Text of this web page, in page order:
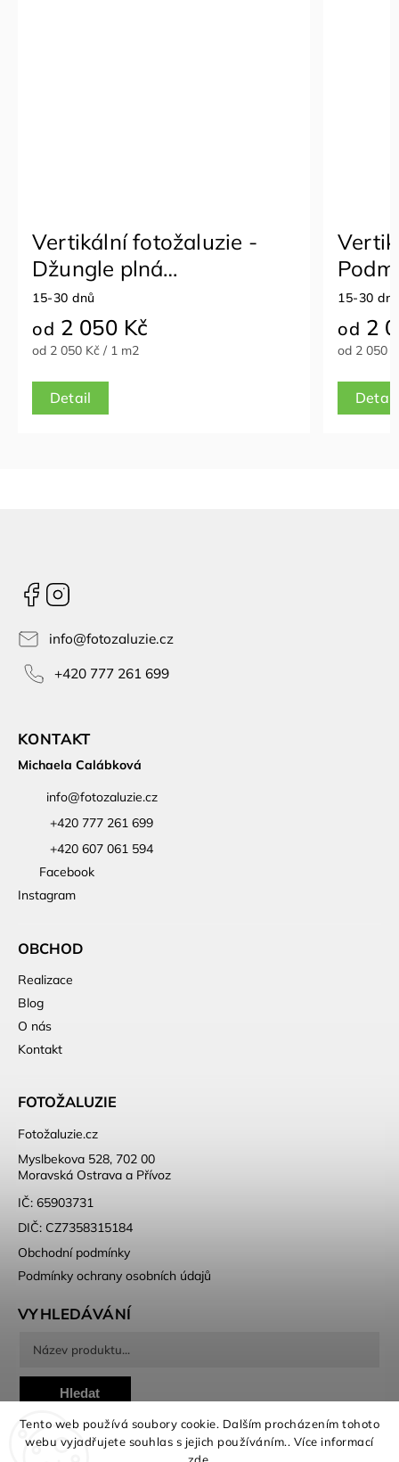
Tento web používá soubory cookie. Dalším procházením tohoto
webu vyjadřujete souhlas s jejich používáním.. Více informací
Vertikální fotožaluzie -
Džungle plná
dobrodružství
15-30 dnů
od 2 050 Kč
od 2 050 Kč / 1 m2
Detail
15-30
od 2
od 2 050
Detail
Facebook
info@fotozaluzie.cz
+420 777 261 699
KONTAKT
Michaela Calábková
info@fotozaluzie.cz
+420 777 261 699
+420 607 061 594
Facebook
Instagram
OBCHOD
Realizace
Blog
O nás
Kontakt
FOTOŽALUZIE
Fotožaluzie.cz
Myslbekova 528, 702 00
Moravská Ostrava a Přívoz
IČ: 65903731
DIČ: CZ7358315184
Obchodní podmínky
Podmínky ochrany osobních údajů
VYHLEDÁVÁNÍ
Hledat